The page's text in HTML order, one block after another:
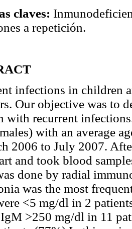
claves:
a repetición.
infections in children
Our objective was to
with recurrent
with an average
2006 to July 2007.
and took blood
done by radial
was the most
<5 mg/dl in 2
>250 mg/dl in 11